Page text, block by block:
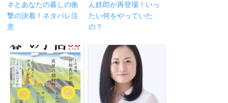
ネとあなたの暮しの衝
撃の決着！ネタバレ注
意
ん鉄郎が再登場！いっ
たい何をやっていた
の？